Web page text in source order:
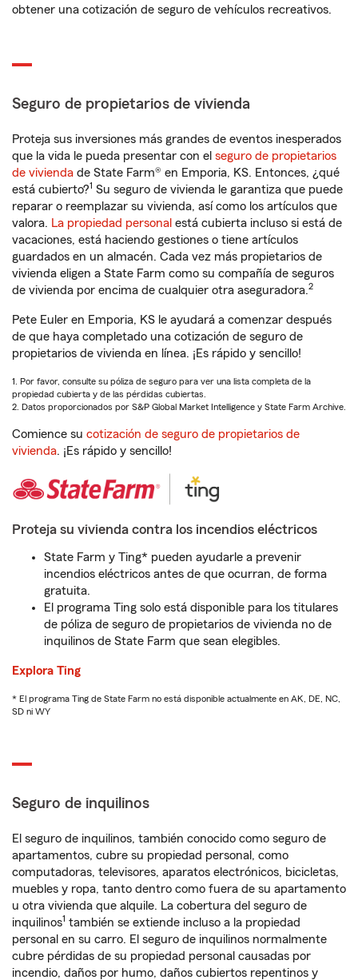
obtener una cotización de seguro de vehículos recreativos.
Seguro de propietarios de vivienda
Proteja sus inversiones más grandes de eventos inesperados
que la vida le pueda presentar con el seguro de propietarios
de vivienda de State Farm® en Emporia, KS. Entonces, ¿qué
está cubierto?1 Su seguro de vivienda le garantiza que puede
reparar o reemplazar su vivienda, así como los artículos que
valora. La propiedad personal está cubierta incluso si está de
vacaciones, está haciendo gestiones o tiene artículos
guardados en un almacén. Cada vez más propietarios de
vivienda eligen a State Farm como su compañía de seguros
de vivienda por encima de cualquier otra aseguradora.2
Pete Euler en Emporia, KS le ayudará a comenzar después
de que haya completado una cotización de seguro de
propietarios de vivienda en línea. ¡Es rápido y sencillo!
1. Por favor, consulte su póliza de seguro para ver una lista completa de la
propiedad cubierta y de las pérdidas cubiertas.
2. Datos proporcionados por S&P Global Market Intelligence y State Farm Archive.
Comience su cotización de seguro de propietarios de
vivienda. ¡Es rápido y sencillo!
Proteja su vivienda contra los incendios eléctricos
State Farm y Ting* pueden ayudarle a prevenir
incendios eléctricos antes de que ocurran, de forma
gratuita.
El programa Ting solo está disponible para los titulares
de póliza de seguro de propietarios de vivienda no de
inquilinos de State Farm que sean elegibles.
Explora Ting
* El programa Ting de State Farm no está disponible actualmente en AK, DE, NC,
SD ni WY
Seguro de inquilinos
El seguro de inquilinos, también conocido como seguro de
apartamentos, cubre su propiedad personal, como
computadoras, televisores, aparatos electrónicos, bicicletas,
muebles y ropa, tanto dentro como fuera de su apartamento
u otra vivienda que alquile. La cobertura del seguro de
inquilinos1 también se extiende incluso a la propiedad
personal en su carro. El seguro de inquilinos normalmente
cubre pérdidas de su propiedad personal causadas por
incendio, daños por humo, daños cubiertos repentinos y